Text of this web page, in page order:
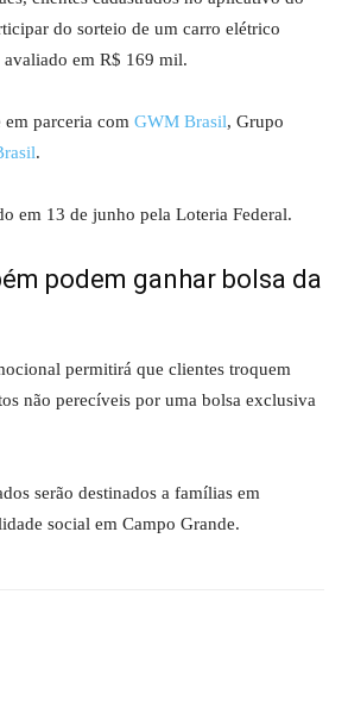
do sorteio de um carro elétrico
avaliado em R$ 169 mil.
parceria com GWM Brasil, Grupo
.
em 13 de junho pela Loteria Federal.
podem ganhar bolsa da
permitirá que clientes troquem
não perecíveis por uma bolsa exclusiva
serão destinados a famílias em
social em Campo Grande.